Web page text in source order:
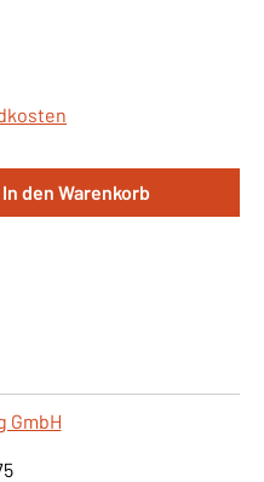
gewünschten
In den Warenkorb
GmbH